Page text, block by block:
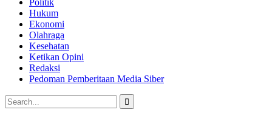
Politik
Hukum
Ekonomi
Olahraga
Kesehatan
Ketikan Opini
Redaksi
Pedoman Pemberitaan Media Siber